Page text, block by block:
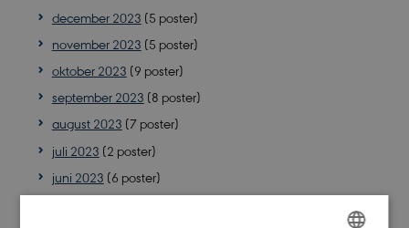
december 2023 (5 poster)
november 2023 (5 poster)
oktober 2023 (9 poster)
september 2023 (8 poster)
august 2023 (7 poster)
juli 2023 (2 poster)
juni 2023 (6 poster)